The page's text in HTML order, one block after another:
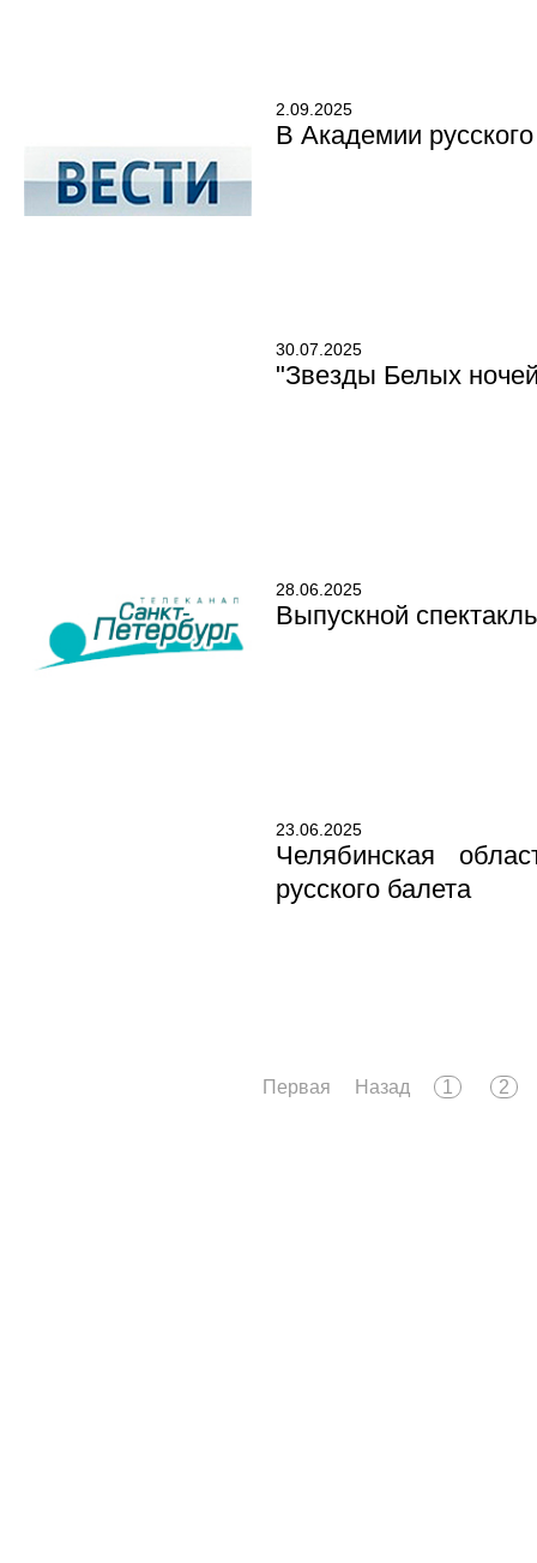
2.09.2025
В Академии
30.07.2025
"Звезды Белых
28.06.2025
Выпускной
23.06.2025
Челябинская
русского балета
Первая Назад 1 2